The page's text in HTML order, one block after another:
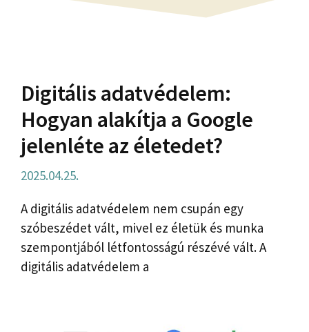
Digitális adatvédelem:
Hogyan alakítja a Google
jelenléte az életedet?
2025.04.25.
A digitális adatvédelem nem csupán egy
szóbeszédet vált, mivel ez életük és munka
szempontjából létfontosságú részévé vált. A
digitális adatvédelem a